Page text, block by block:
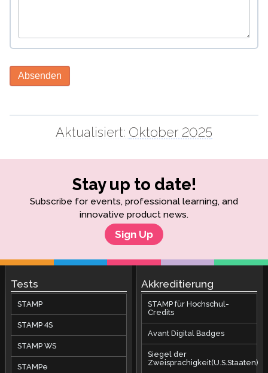
Absenden
Aktualisiert: Oktober 2025
Stay up to date!
Subscribe for events, professional learning, and
innovative product news.
Sign Up
Tests
STAMP
STAMP 4S
STAMP WS
STAMPe
Akkreditierung
STAMP für Hochschul-
Credits
Avant Digital Badges
Siegel der
Zweisprachigkeit(U.S.Staaten)